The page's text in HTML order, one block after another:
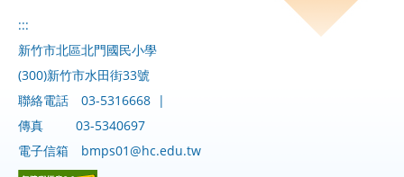
:::
新竹市北區北門國民小學
(300)新竹市水田街33號
聯絡電話
03-5316668 |
傳真
03-5340697
電子信箱
bmps01@hc.edu.tw